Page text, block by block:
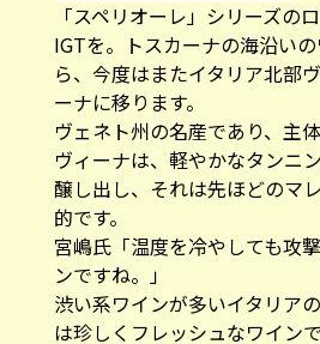
「スペリオーレ」シリーズの
IGTを。トスカーナの海沿い
ら、今度はまたイタリア北部
ーナに移ります。
ヴェネト州の名産であり、主
ヴィーナは、軽やかなタンニ
醸し出し、それは先ほどのマ
的です。
宮嶋氏「温度を冷やしても攻
ンですね。」
渋い系ワインが多いイタリア
は珍しくフレッシュなワイン